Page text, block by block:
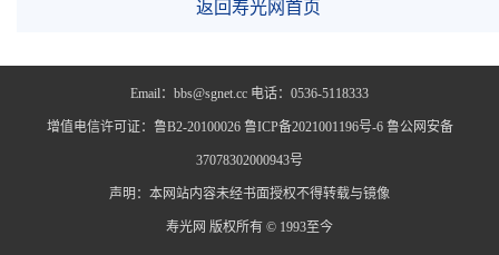
返回寿光网首页
Email：bbs@sgnet.cc 电话：0536-5118333
增值电信许可证：鲁B2-20100026 鲁ICP备2021001196号-6 鲁公网安备
37078302000943号
声明：本网站内容未经书面授权不得转载与镜像
寿光网 版权所有 © 1993至今